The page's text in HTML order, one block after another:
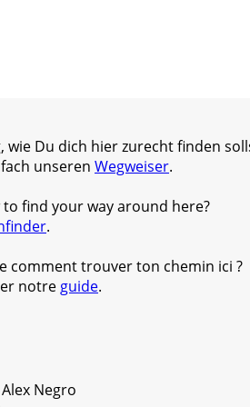
wie Du dich hier zurecht finden
unseren Wegweiser.
find your way around here?
.
comment trouver ton chemin ici ?
notre guide.
Negro